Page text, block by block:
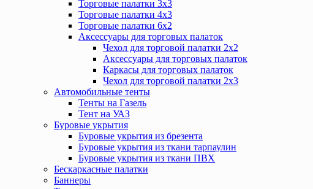
Торговые палатки 3х3
Торговые палатки 4х3
Торговые палатки 6х2
Аксессуары для торговых палаток
Чехол для торговой палатки 2х2
Аксессуары для торговых палаток
Каркасы для торговых палаток
Чехол для торговой палатки 2х3
Автомобильные тенты
Тенты на Газель
Тент на УАЗ
Буровые укрытия
Буровые укрытия из брезента
Буровые укрытия из ткани тарпаулин
Буровые укрытия из ткани ПВХ
Бескаркасные палатки
Баннеры